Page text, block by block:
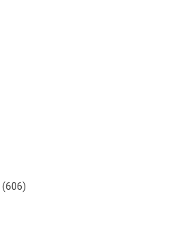
(606)